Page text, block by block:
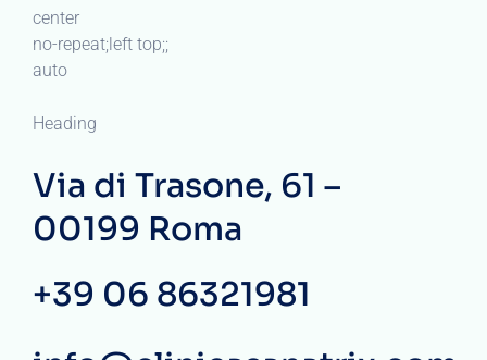
center
no-repeat;left top;;
auto
Heading
Via di Trasone, 61 –
00199 Roma
+39 06 86321981